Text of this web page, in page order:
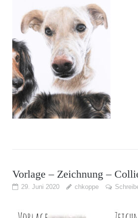
Vorlage – Zeichnung –
29. Juni 2020 chkoppe